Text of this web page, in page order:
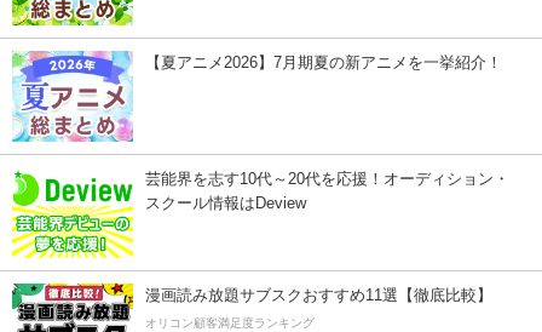
【夏アニメ2026】7月期夏の新アニメを一挙紹介！
芸能界を志す10代～20代を応援！オーディション・
スクール情報はDeview
漫画読み放題サブスクおすすめ11選【徹底比較】
オリコン顧客満足度ランキング